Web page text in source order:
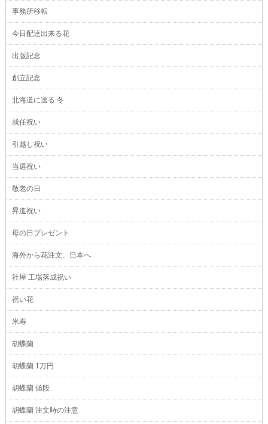
事務所移転
今日配達出来る花
出版記念
創立記念
北海道に送る 冬
就任祝い
引越し祝い
当選祝い
敬老の日
昇進祝い
母の日プレゼント
海外から花注文、日本へ
社屋 工場落成祝い
祝い花
米寿
胡蝶蘭
胡蝶蘭 1万円
胡蝶蘭 値段
胡蝶蘭 注文時の注意